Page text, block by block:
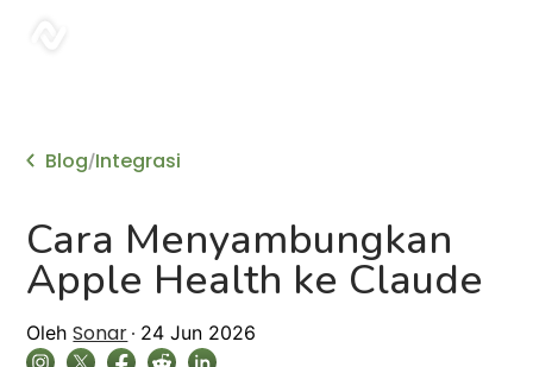
Blog/Integrasi
Cara Menyambungkan
Apple Health ke Claude
Oleh Sonar 24 Jun 2026